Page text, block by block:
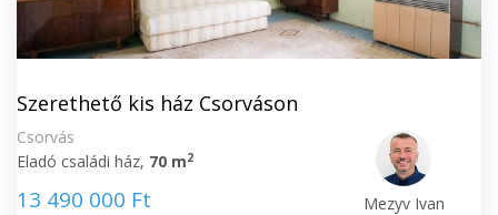
Szerethető kis ház Csorváson
Csorvás
Eladó családi ház, 70 m2
13 490 000 Ft Mezyv Ivan